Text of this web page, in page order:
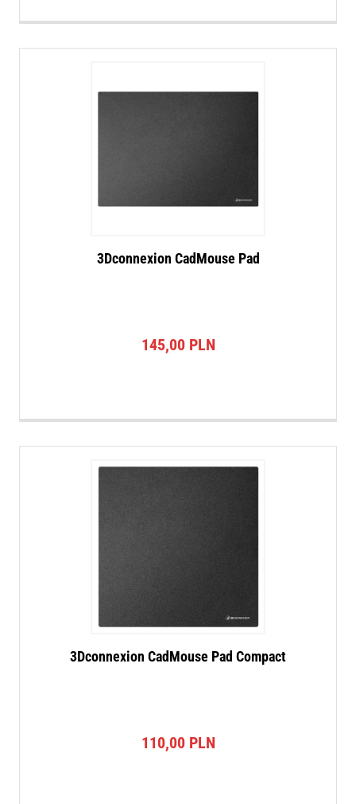
3Dconnexion CadMouse Pad
145,00 PLN
3Dconnexion CadMouse Pad Compact
110,00 PLN